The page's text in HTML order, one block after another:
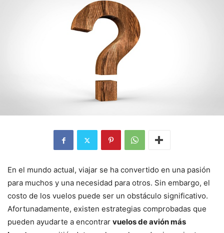
En el mundo actual, viajar se ha convertido en una pasión
para muchos y una necesidad para otros. Sin embargo, el
costo de los vuelos puede ser un obstáculo significativo.
Afortunadamente, existen estrategias comprobadas que
pueden ayudarte a encontrar vuelos de avión más